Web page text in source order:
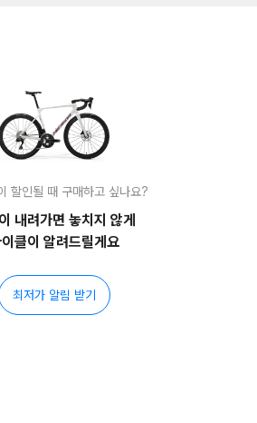
할인될 때 구매하고 싶나요?
내려가면 놓치지 않게
클이 알려드릴게요
최저가 알림 받기